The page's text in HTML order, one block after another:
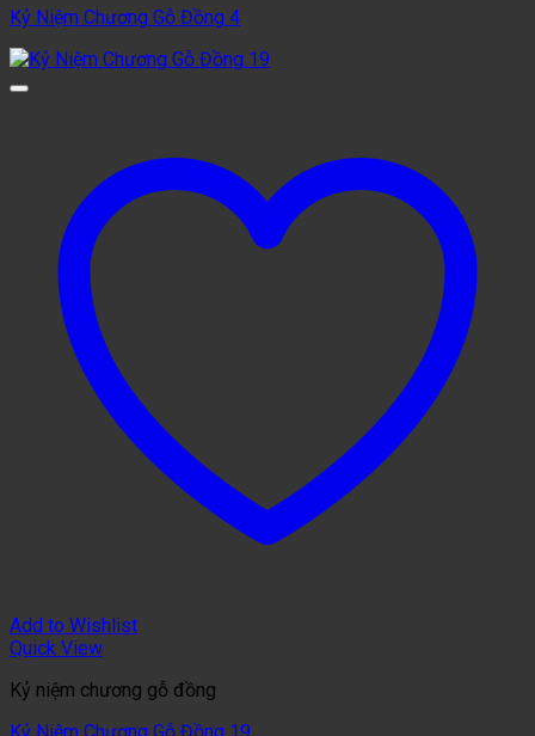
Kỷ Niệm Chương Gỗ Đồng 4
Add to Wishlist
Quick View
Kỷ niệm chương gỗ đồng